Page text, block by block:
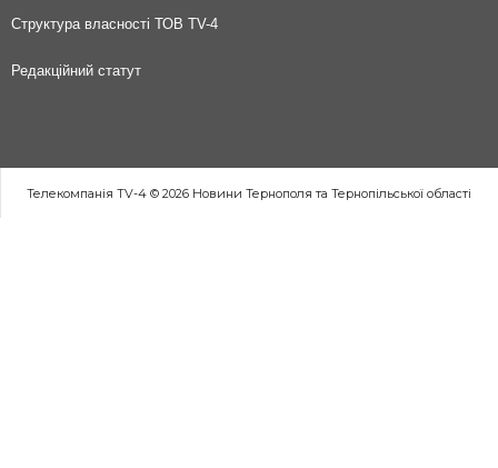
Структура власності ТОВ TV-4
Редакційний статут
Телекомпанія TV-4 © 2026 Новини Тернополя та Тернопільської області